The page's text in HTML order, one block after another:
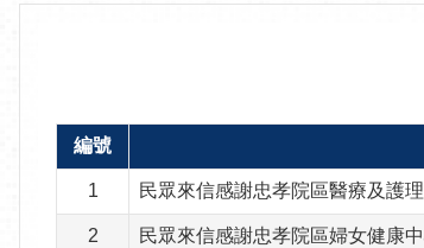
編號
1 民眾來信感謝忠孝院區醫療及護
2 民眾來信感謝忠孝院區婦女健康